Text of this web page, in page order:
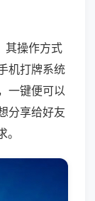
其操作方式
机打牌系统
一键便可以
分享给好友